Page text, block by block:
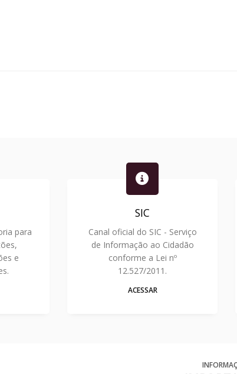
para
e
SIC
Canal oficial do SIC - Serviço
de Informação ao Cidadão
conforme a Lei nº
12.527/2011.
ACESSAR